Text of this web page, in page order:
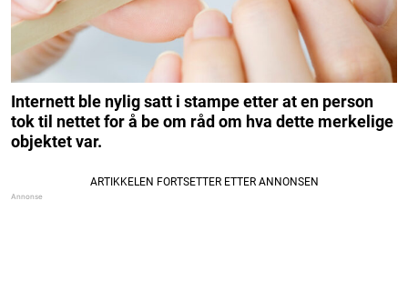
Internett ble nylig satt i stampe etter at en person
tok til nettet for å be om råd om hva dette merkelige
objektet var.